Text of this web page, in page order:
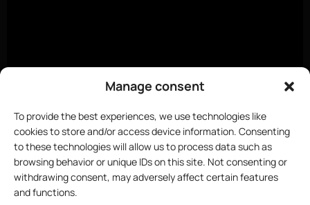
Manage consent
To provide the best experiences, we use technologies like
cookies to store and/or access device information. Consenting
to these technologies will allow us to process data such as
browsing behavior or unique IDs on this site. Not consenting or
withdrawing consent, may adversely affect certain features
and functions.